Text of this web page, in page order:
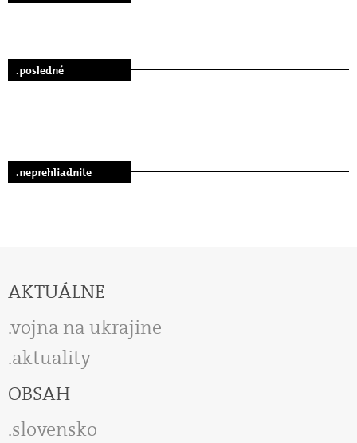
.posledné
.neprehliadnite
AKTUÁLNE
vojna na ukrajine
aktuality
OBSAH
slovensko